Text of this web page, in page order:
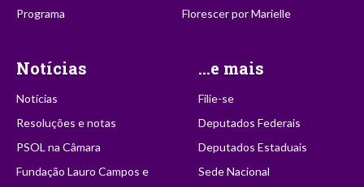
Programa
Florescer por Marielle
Notícias
Notícias
Resoluções e notas
PSOL na Câmara
Fundação Lauro Campos e
...e mais
Filie-se
Deputados Federais
Deputados Estaduais
Sede Nacional